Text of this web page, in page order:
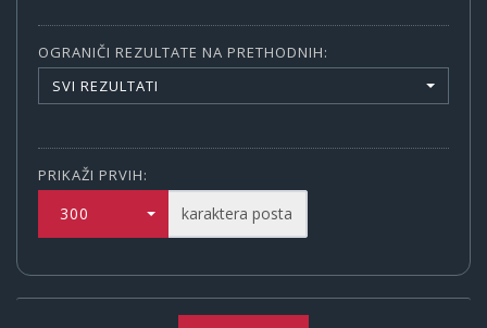
OGRANIČI REZULTATE NA PRETHODNIH:
SVI REZULTATI
PRIKAŽI PRVIH:
300 karaktera posta